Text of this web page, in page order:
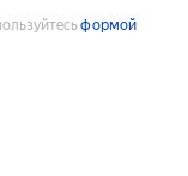
формой